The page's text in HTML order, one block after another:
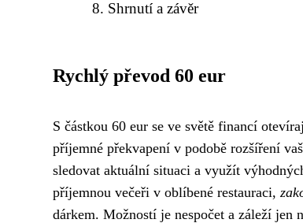
Shrnutí a závěr
Rychlý převod 60 eur
S částkou 60 eur se ve světě financí
příjemné překvapení v podobě rozšíření
sledovat aktuální situaci a využít
příjemnou večeři v oblíbené restauraci,
dárkem. Možností je nespočet a záleží jen